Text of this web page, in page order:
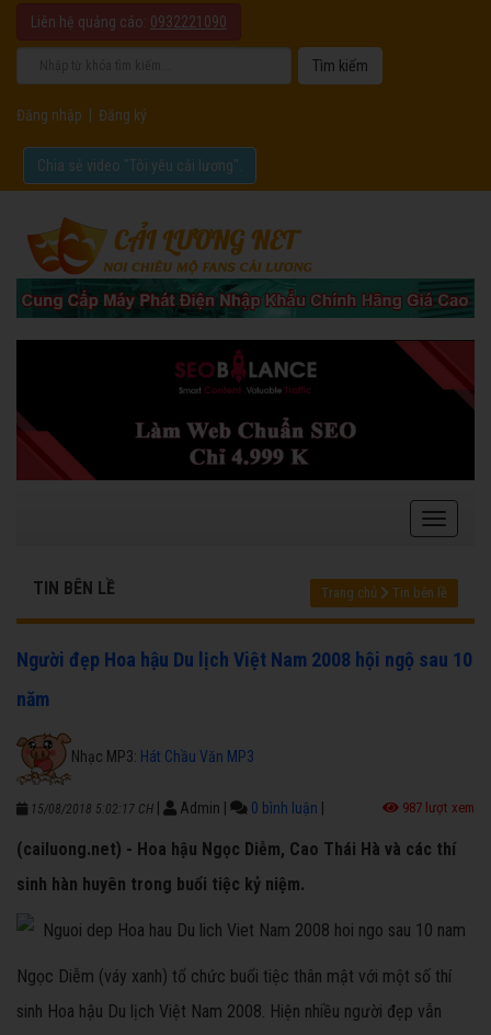
Liên hệ quảng cáo: 0932221090
Đăng nhập Đăng ký
Chia sẻ video "Tôi yêu cải lương".
TIN BÊN LỀ Trang chủ Tin bên lề
Người đẹp Hoa hậu Du lịch Việt Nam 2008 hội ngộ sau 10
năm
Nhạc MP3: Hát Chầu Văn MP3
15/08/2018 5:02:17 CH Admin 0 bình luận 987 lượt xem
(cailuong.net) - Hoa hậu Ngọc Diễm, Cao Thái Hà và các thí
sinh hàn huyên trong buổi tiệc kỷ niệm.
Ngọc Diễm (váy xanh) tổ chức buổi tiệc thân mật với một số thí
sinh Hoa hậu Du lịch Việt Nam 2008. Hiện nhiều người đẹp vẫn